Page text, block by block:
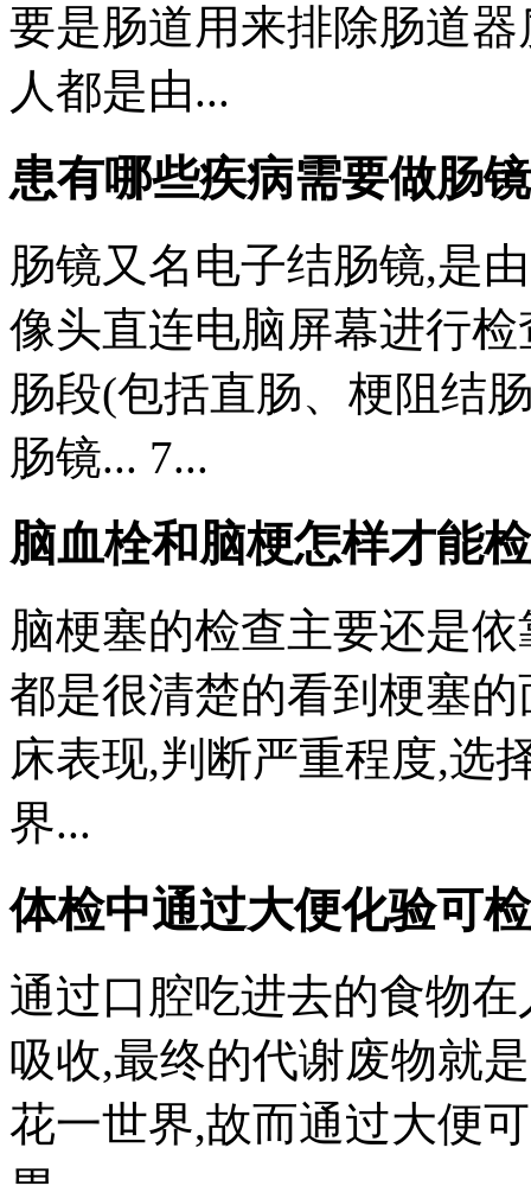
要是肠道用来排除肠道
人都是由...
患有哪些疾病需要做肠
肠镜又名电子结肠镜,是
像头直连电脑屏幕进行
肠段(包括直肠、梗阻结
肠镜... 7...
脑血栓和脑梗怎样才能
脑梗塞的检查主要还是
都是很清楚的看到梗塞
床表现,判断严重程度,选
界...
体检中通过大便化验可
通过口腔吃进去的食物
吸收,最终的代谢废物就
花一世界,故而通过大便